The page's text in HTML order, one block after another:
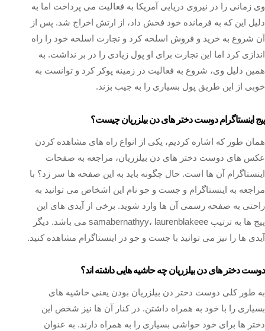
وی زمانی را در نیروی دریایی آمریکا به فعالیت می پرداخت اما به
دلیل این که به فرمانده خود فحش داد، از ارتش اخراج شد. پس از
آن شروع به خرید و فروش اسلحه کرد و تجارت اسلحه خود را راه
اندازی کرد اما این تجارت برای او پول زیادی را در بر نداشت. به
همین دلیل وی، شروع به فعالیت در زمینه پوکر کرد و توانست به
خوبی از این طریق پول بسیاری را به جیب بزند.
پیج اینستاگرام دوست دختر های دن بیلزریان چیست؟
همان طور که اشاره کردیم، یکی از انواع راه های مشاهده کردن
عکس های دوست دختر های دن بیلزریان، مراجعه به صفحات
اینستاگرام آن ها است. حال چگونه باید به این صفحه ها سر زد؟ با
مراجعه به اینستاگرام و جست و جو نام این اشخاص می توانید به
راحتی به صفحه رسمی آن ها وارد شوید. برخی از آیدی های این
پیج ها به ترتیب samabernathyy، laurenblakeee می باشد. دیگر
آیدی ها را نیز می توانید با جست و جو در اینستاگرام مشاهده کنید.
دوست دختر های دن بیلزریان چه حاشیه هایی داشته اند؟
به طور کلی دوست دختر دن بیلزریان بودن یعنی حاشیه های
بسیاری را با خود به همراه داشتن. در کنار آن ها نیز شخص این
دختر ها برای خود حواشی بسیاری را به همراه دارند. به عنوان